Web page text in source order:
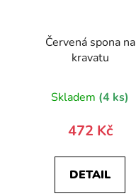
Červená spona na
kravatu
Skladem (4 ks)
472 Kč
DETAIL